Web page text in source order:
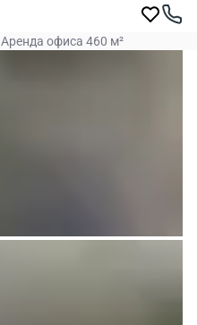
Аренда офиса 460 м²